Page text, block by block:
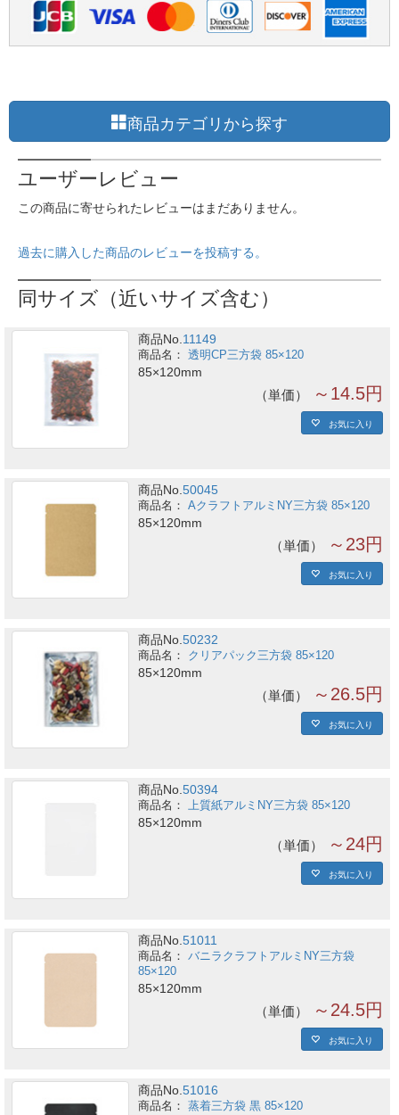
商品カテゴリから探す
ユーザーレビュー
この商品に寄せられたレビューはまだありません。
過去に購入した商品のレビューを投稿する。
同サイズ（近いサイズ含む）
商品No.11149
透明CP三方袋 85×120
85×120mm
単価 ～14.5円
お気に入り
商品No.50045
AクラフトアルミNY三方袋 85×120
85×120mm
単価 ～23円
お気に入り
商品No.50232
クリアパック三方袋 85×120
85×120mm
単価 ～26.5円
お気に入り
商品No.50394
上質紙アルミNY三方袋 85×120
85×120mm
単価 ～24円
お気に入り
商品No.51011
バニラクラフトアルミNY三方袋
85×120
85×120mm
単価 ～24.5円
お気に入り
商品No.51016
蒸着三方袋 黒 85×120